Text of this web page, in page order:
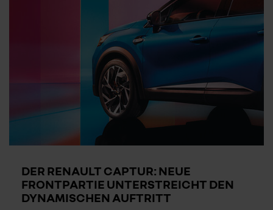
DER RENAULT CAPTUR: NEUE
FRONTPARTIE UNTERSTREICHT DEN
DYNAMISCHEN AUFTRITT